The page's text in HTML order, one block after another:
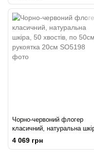
Чорно-червоний флогер
класичний, натуральна
50 хвостів, по 50см,
4 069 грн